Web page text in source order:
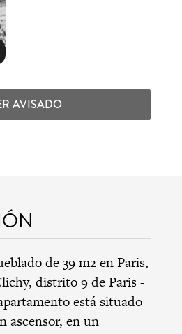
AVISADO
de 39 m2 en Paris,
distrito 9 de Paris-
está situado
ascensor, en un